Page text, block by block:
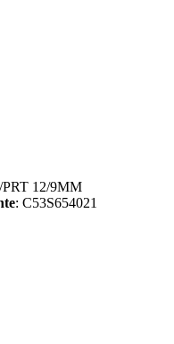
12/9MM
: C53S654021